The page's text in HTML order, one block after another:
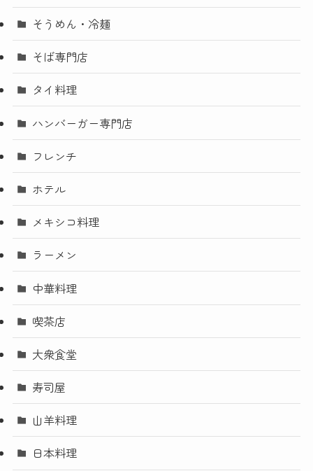
そうめん・冷麺
そば専門店
タイ料理
ハンバーガー専門店
フレンチ
ホテル
メキシコ料理
ラーメン
中華料理
喫茶店
大衆食堂
寿司屋
山羊料理
日本料理